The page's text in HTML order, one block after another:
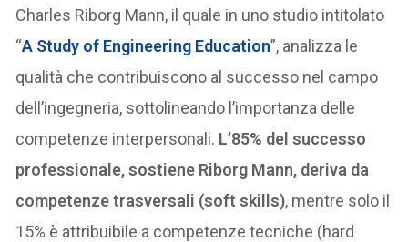
Charles Riborg Mann, il quale in uno studio intitolato
“A Study of Engineering Education”, analizza le
qualità che contribuiscono al successo nel campo
dell’ingegneria, sottolineando l’importanza delle
competenze interpersonali. L’85% del successo
professionale, sostiene Riborg Mann, deriva da
competenze trasversali (soft skills), mentre solo il
15% è attribuibile a competenze tecniche (hard